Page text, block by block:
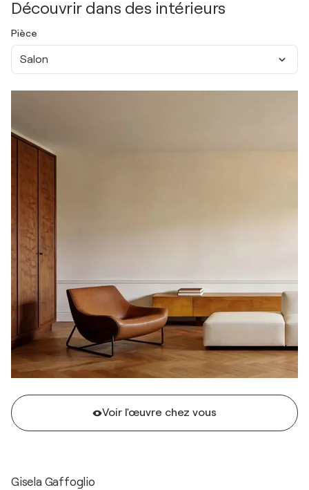
Découvrir dans des intérieurs
Pièce
Salon
Voir l'œuvre chez vous
Gisela Gaffoglio